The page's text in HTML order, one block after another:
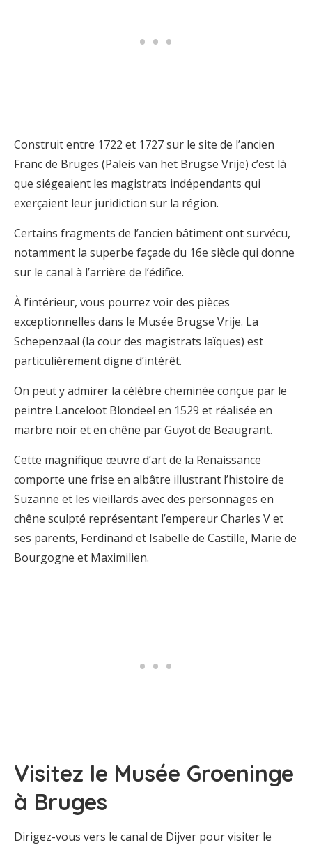
Construit entre 1722 et 1727 sur le site de l’ancien
Franc de Bruges (Paleis van het Brugse Vrije) c’est là
que siégeaient les magistrats indépendants qui
exerçaient leur juridiction sur la région.
Certains fragments de l’ancien bâtiment ont survécu,
notamment la superbe façade du 16e siècle qui donne
sur le canal à l’arrière de l’édifice.
À l’intérieur, vous pourrez voir des pièces
exceptionnelles dans le Musée Brugse Vrije. La
Schepenzaal (la cour des magistrats laïques) est
particulièrement digne d’intérêt.
On peut y admirer la célèbre cheminée conçue par le
peintre Lanceloot Blondeel en 1529 et réalisée en
marbre noir et en chêne par Guyot de Beaugrant.
Cette magnifique œuvre d’art de la Renaissance
comporte une frise en albâtre illustrant l’histoire de
Suzanne et les vieillards avec des personnages en
chêne sculpté représentant l’empereur Charles V et
ses parents, Ferdinand et Isabelle de Castille, Marie de
Bourgogne et Maximilien.
Visitez le Musée Groeninge
à Bruges
Dirigez-vous vers le canal de Dijver pour visiter le